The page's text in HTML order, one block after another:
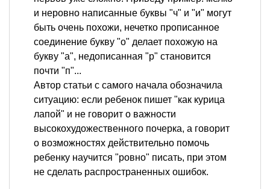
и неровно написанные буквы "ч" и "и" могут
быть очень похожи, нечетко прописанное
соединение букву "о" делает похожую на
букву "а", недописанная "р" становится
почти "п"...
Автор статьи с самого начала обозначила
ситуацию: если ребенок пишет "как курица
лапой" и не говорит о важности
высокохудожественного почерка, а говорит
о возможностях действительно помочь
ребенку научится "ровно" писать, при этом
не сделать распространенных ошибок.